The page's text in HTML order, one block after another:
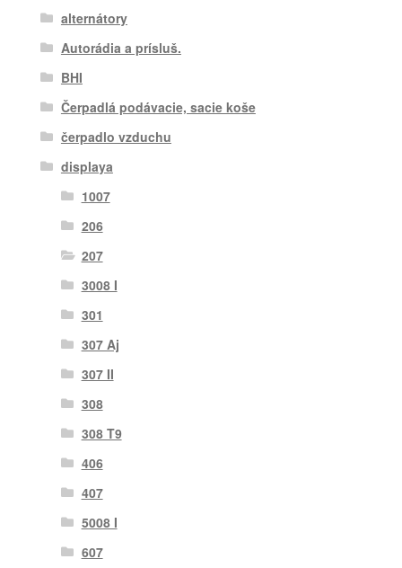
alternátory
Autorádia a prísluš.
BHI
Čerpadlá podávacie, sacie koše
čerpadlo vzduchu
displaya
1007
206
207
3008 I
301
307 Aj
307 II
308
308 T9
406
407
5008 I
607